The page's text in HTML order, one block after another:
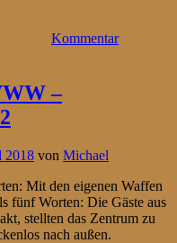
Kommentar
–
2018 von Michael
Mit den eigenen Waffen
fünf Worten: Die Gäste aus
stellten das Zentrum zu
nach außen.